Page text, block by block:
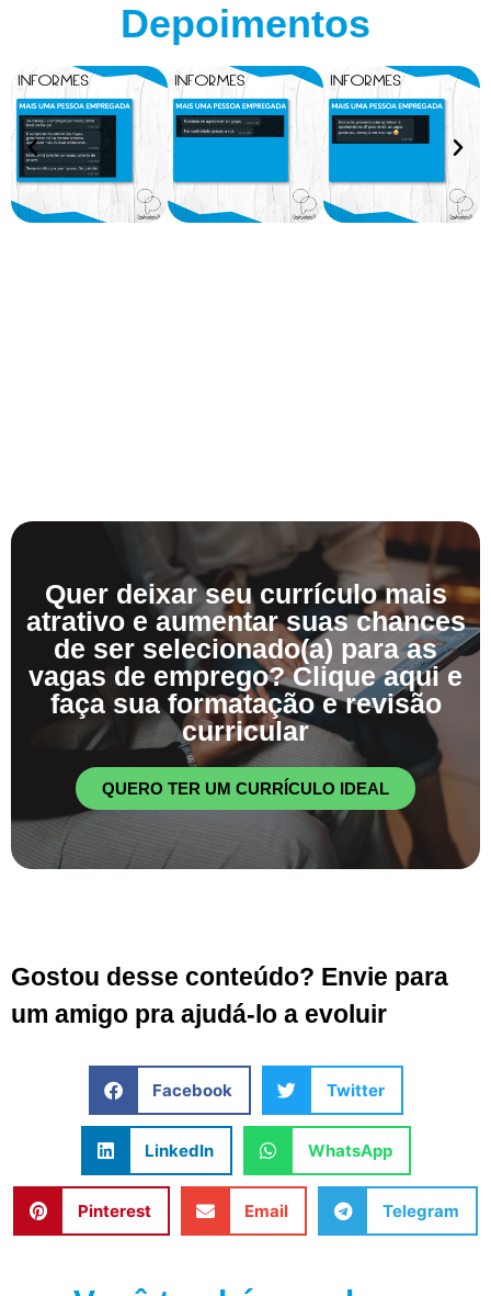
Depoimentos
Quer deixar seu currículo mais
atrativo e aumentar suas chances
de ser selecionado(a) para as
vagas de emprego? Clique aqui e
faça sua formatação e revisão
curricular
QUERO TER UM CURRÍCULO IDEAL
Gostou desse conteúdo? Envie para
um amigo pra ajudá-lo a evoluir
Facebook Twitter
LinkedIn WhatsApp
Pinterest Email Telegram